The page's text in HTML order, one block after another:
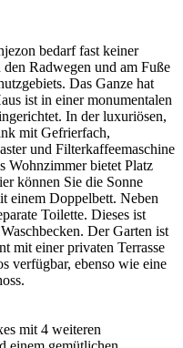
bedarf fast keiner
Radwegen und am Fuße
Das Ganze hat
ist in einer monumentalen
In der luxuriösen,
mit Gefrierfach,
und Filterkaffeemaschine
Wohnzimmer bietet Platz
können Sie die Sonne
einem Doppelbett. Neben
Toilette. Dieses ist
Der Garten ist
mit einer privaten Terrasse
verfügbar, ebenso wie eine
mit 4 weiteren